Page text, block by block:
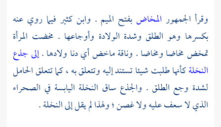
وقرأ الجمهور المخاض بفتح الميم . وابن كثير فيما روي عنه
بكسرها وهو الطلق وشدة الولادة وأوجاعها . مخضت المرأة
تمخض مخاضا ومخاضا . وناقة ماخض أي دنا ولادها .إلى جذع
النخلةكأنها طلبت شيئا تستند إليه وتتعلق به ، كما تتعلق الحامل
لشدة وجع الطلق . والجذع ساق النخلة اليابسة في الصحراء
الذي لا سعف عليه ولا غصن ؛ ولهذا لم يقل إلى النخلة .